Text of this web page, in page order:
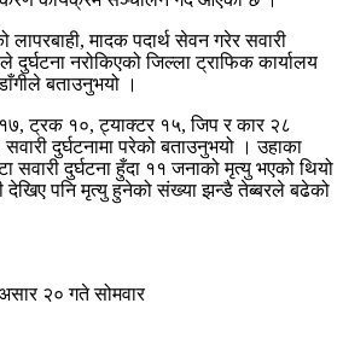
मादक पदार्थ सेवन गरेर सवारी
दुर्घटना नरोकिएको जिल्ला ट्राफिक कार्यालय
बताउनुभयो ।
ट्रक १०, ट्याक्टर १५, जिप र कार २८
दुर्घटनामा परेको बताउनुभयो । उहाका
सवारी दुर्घटना हुँदा ११ जनाको मृत्यु भएको थियो
देखिए पनि मृत्यु हुनेको संख्या झन्डै तेब्बरले बढेको
२० गते सोमवार